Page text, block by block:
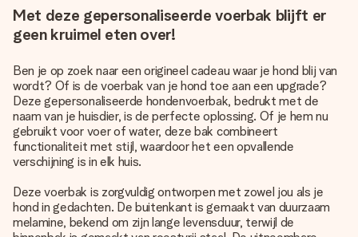
Met deze gepersonaliseerde voerbak blijft er
geen kruimel eten over!
Ben je op zoek naar een origineel cadeau waar je hond blij van
wordt? Of is de voerbak van je hond toe aan een upgrade?
Deze gepersonaliseerde hondenvoerbak, bedrukt met de
naam van je huisdier, is de perfecte oplossing. Of je hem nu
gebruikt voor voer of water, deze bak combineert
functionaliteit met stijl, waardoor het een opvallende
verschijning is in elk huis.
Deze voerbak is zorgvuldig ontworpen met zowel jou als je
hond in gedachten. De buitenkant is gemaakt van duurzaam
melamine, bekend om zijn lange levensduur, terwijl de